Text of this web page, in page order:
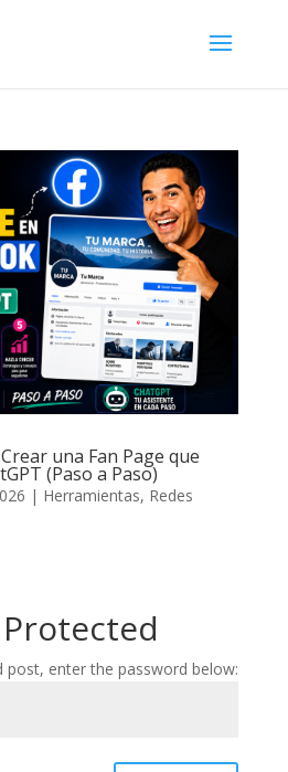
una Fan Page que
(Paso a Paso)
| Herramientas, Redes
post, enter the password below: